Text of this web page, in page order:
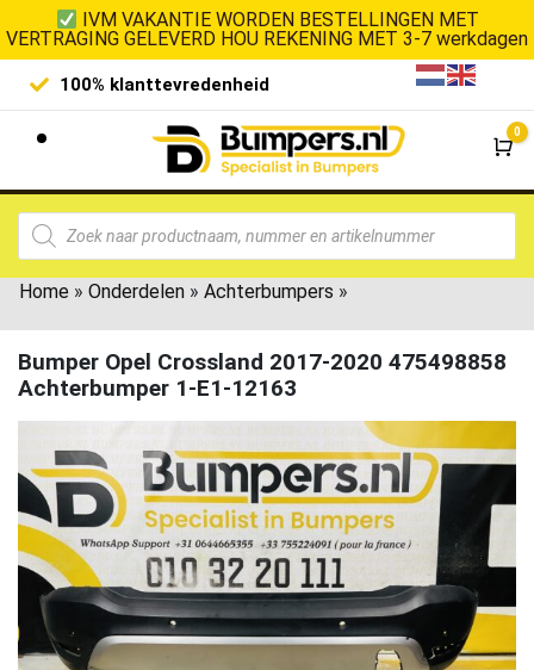
IVM VAKANTIE WORDEN BESTELLINGEN MET
VERTRAGING GELEVERD HOU REKENING MET 3-7 werkdagen
100% klanttevredenheid
0
Home » Onderdelen » Achterbumpers »
Bumper Opel Crossland 2017-2020 475498858
Achterbumper 1-E1-12163